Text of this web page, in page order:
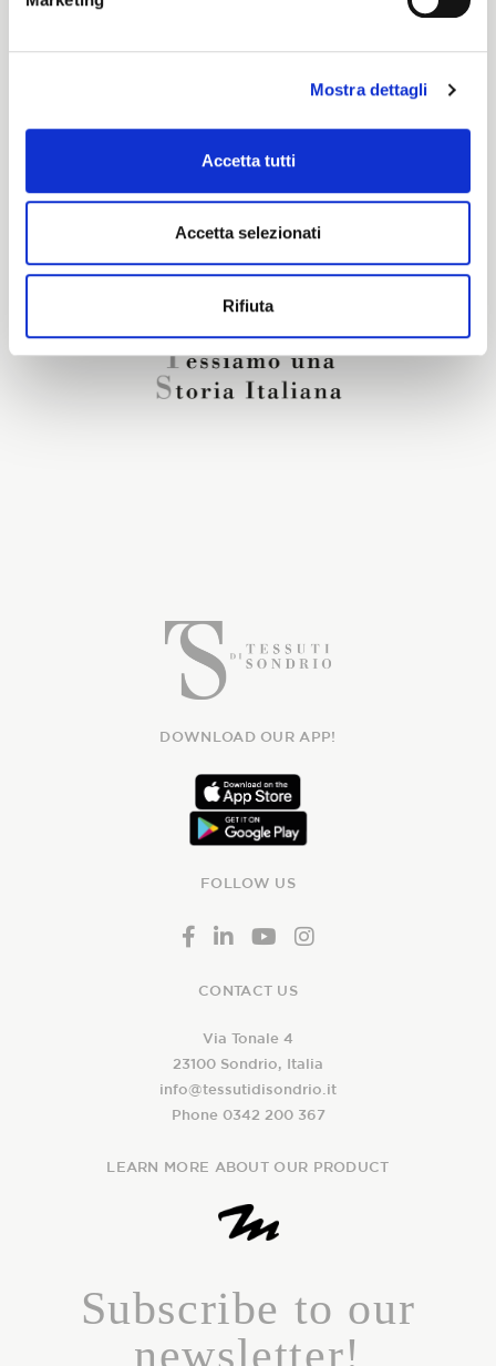
Mostra dettagli
Accetta tutti
Accetta selezionati
Rifiuta
Are you interested in this fabric?
CONTACT OUR FINANCIAL ADVISOR
DOWNLOAD OUR APP!
FOLLOW US
CONTACT US
Via Tonale 4
23100 Sondrio, Italia
info@tessutidisondrio.it
Phone 0342 200 367
LEARN MORE ABOUT OUR PRODUCT
Subscribe to our
newsletter!